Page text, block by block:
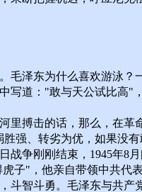
毛泽东为什么喜欢游泳
写道："敢与天公试比高
里搏击的话，那么，在
强、转劣为优，如果没
战争刚刚结束，1945年
子"，他亲自带领中共代
斗智斗勇。毛泽东与共